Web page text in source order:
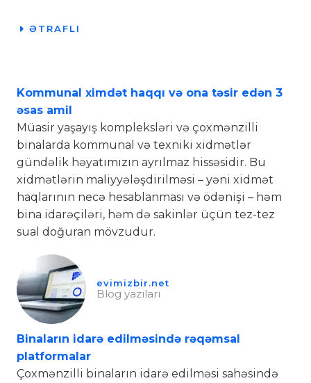
ƏTRAFLI
Kommunal ximdət haqqı və ona təsir edən 3
əsas amil
Müasir yaşayış kompleksləri və çoxmənzilli
binalarda kommunal və texniki xidmətlər
gündəlik həyatımızın ayrılmaz hissəsidir. Bu
xidmətlərin maliyyələşdirilməsi – yəni xidmət
haqlarının necə hesablanması və ödənişi – həm
bina idarəçiləri, həm də sakinlər üçün tez-tez
sual doğuran mövzudur.
evimizbir.net
Blog yazıları
Binaların idarə edilməsində rəqəmsal
platformalar
Çoxmənzilli binaların idarə edilməsi sahəsində